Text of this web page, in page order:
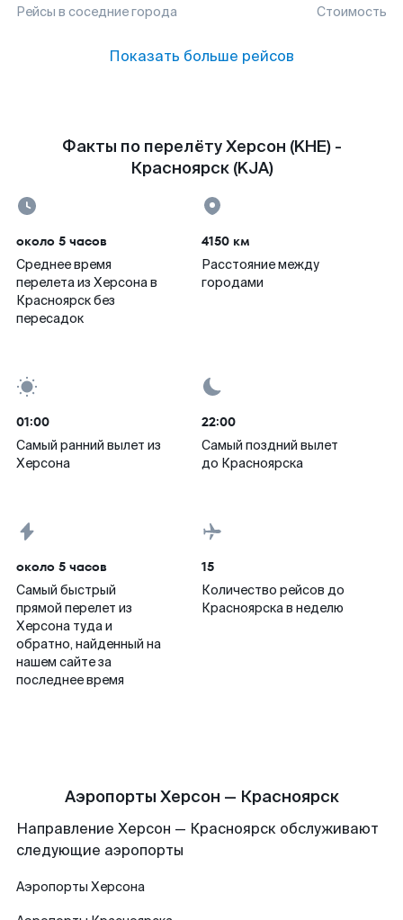
Рейсы в соседние города Стоимость
Показать больше рейсов
Факты по перелёту Херсон (KHE) -
Красноярск (KJA)
около 5 часов
Среднее время
перелета из Херсона в
Красноярск без
пересадок
4150 км
Расстояние между
городами
01:00
Самый ранний вылет из
Херсона
22:00
Самый поздний вылет
до Красноярска
около 5 часов
Самый быстрый
прямой перелет из
Херсона туда и
обратно, найденный на
нашем сайте за
последнее время
15
Количество рейсов до
Красноярска в неделю
Аэропорты Херсон — Красноярск
Направление Херсон — Красноярск обслуживают
следующие аэропорты
Аэропорты Херсона